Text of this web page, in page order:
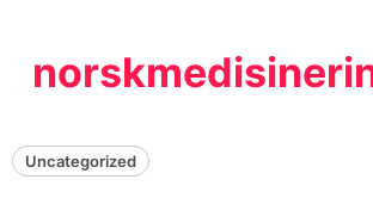
content
Uncategorized